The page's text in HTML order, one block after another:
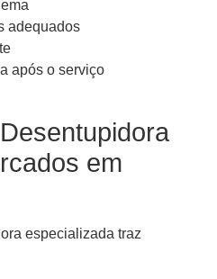
adequados
após o serviço
em
especializada traz